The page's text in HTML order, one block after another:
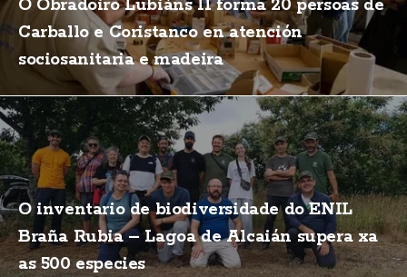
O Obradoiro Lubiáns II forma 20 persoas de
Carballo e Coristanco en atención
sociosanitaria e madeira
O inventario de biodiversidade do ENIL
Braña Rubia – Lagoa de Alcaián supera xa
as 500 especies